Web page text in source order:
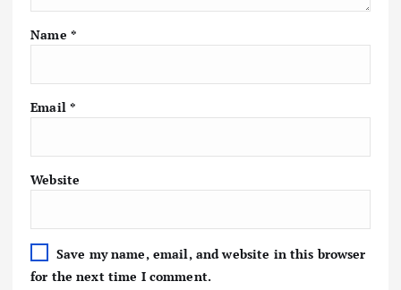
Name *
Email *
Website
Save my name, email, and website in this browser
for the next time I comment.